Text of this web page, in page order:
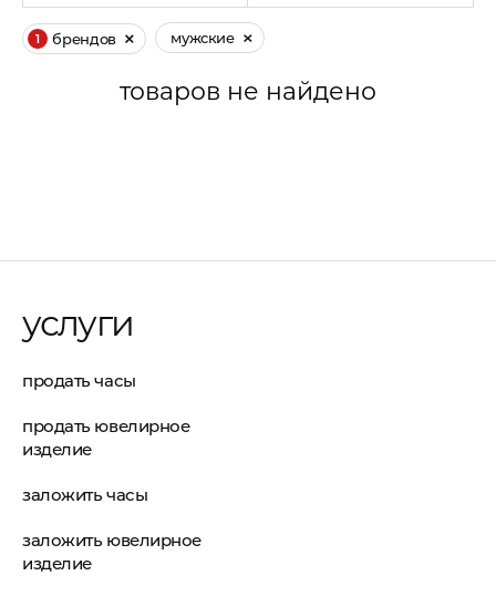
1 брендов мужские
товаров не найдено
услуги
продать часы
продать ювелирное
изделие
заложить часы
заложить ювелирное
изделие